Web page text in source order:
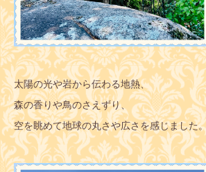
太陽の光や岩から伝わる地熱、
森の香りや鳥のさえずり、
空を眺めて地球の丸さや広さを感じました。